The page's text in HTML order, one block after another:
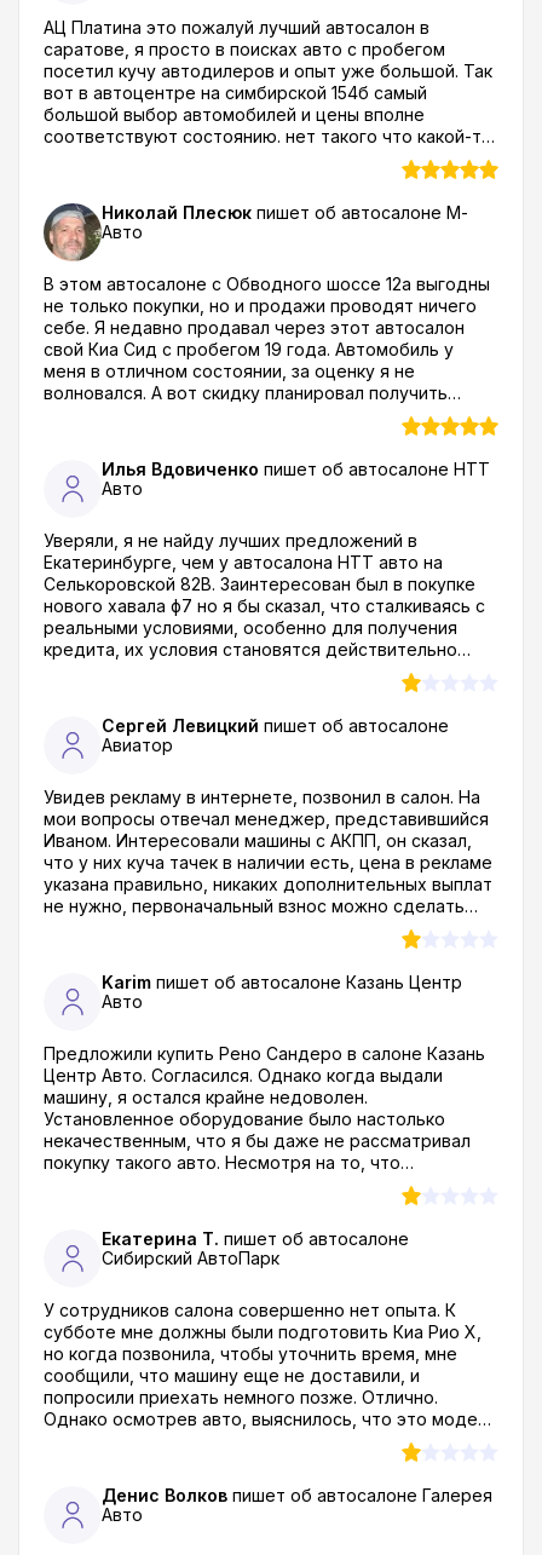
АЦ Платина это пожалуй лучший автосалон в
саратове, я просто в поисках авто с пробегом
посетил кучу автодилеров и опыт уже большой. Так
вот в автоцентре на симбирской 154б самый
большой выбор автомобилей и цены вполне
соответствуют состоянию. нет такого что какой-то
автохлам пытаются загнать за сумасшедшие бабки.
Выбрал себе киа к5 в отличном состоянии, еще и
комплект резины получил в подарок. Так что этого
дилера я спокойно рекомендую как своим друзьям
и знакомым так и тем кто читает отзывы об
автосалоне Платина и планирует к ним поехать.
Николай Плесюк пишет об автосалоне М-
Авто
В этом автосалоне с Обводного шоссе 12а выгодны
не только покупки, но и продажи проводят ничего
себе. Я недавно продавал через этот автосалон
свой Киа Сид с пробегом 19 года. Автомобиль у
меня в отличном состоянии, за оценку я не
волновался. А вот скидку планировал получить
неплохую. Так и вышло. Мне на покупку новой тачки
оформили 150 тысяч. Больше, чем в других
автосалонах в Тольятти. Авто взял выгодно, да и
мою тачку обменяли быстро, я доволен работой
автоцентра М Авто
Илья Вдовиченко пишет об автосалоне НТТ
Авто
Уверяли, я не найду лучших предложений в
Екатеринбурге, чем у автосалона НТТ авто на
Селькоровской 82В. Заинтересован был в покупке
нового хавала ф7 но я бы сказал, что сталкиваясь с
реальными условиями, особенно для получения
кредита, их условия становятся действительно
беспределом! Сотрудники обещают выгодные
условия автокредитования, но ни х*я подобного. Не
понимаю, почему мне оформили 32%??? Не
удивительно, что не рекомендую пользоваться их
услугами! Лично я смылся сразу как спалил в
ума!! за пять лет это 160% переплаты...
Сергей Левицкий пишет об автосалоне
Авиатор
Увидев рекламу в интернете, позвонил в салон. На
мои вопросы отвечал менеджер, представившийся
Иваном. Интересовали машины с АКПП, он сказал,
что у них куча тачек в наличии есть, цена в рекламе
указана правильно, никаких дополнительных выплат
не нужно, первоначальный взнос можно сделать
другом приехали на Максима Горького 66, и
выясняется, что в машине, о которой шла речь,
стоит робот. Дальше – больше, первоначальный
взнос нужно вносить намного большего размера.
рекламе купить уже нельзя. Нужно банку оплатить
страховку, плюс ежемесячный платеж намного
выше, почти что в два раза от обещанного, ну и
первоначальный взнос. В итоге стоимость
автомобиля увеличивается чуть ли не вдвое!!! Уехал
ни с чем. Напрасно потерян день, потрачены деньги
на дорогу, досрочно закрыт депозит, потеряны
проценты по вкладу. Люди!!! Не обращайтесь туда,
ни к чему хорошему это не приведет, я про
автосалон авиатор отзывы почитал, понял что попал
на стандартную лживую схему работы с
действует этот автоцентр!
Karim пишет об автосалоне Казань Центр
Авто
Предложили купить Рено Сандеро в салоне Казань
Центр Авто. Согласился. Однако когда выдали
машину, я остался крайне недоволен.
Установленное оборудование было настолько
некачественным, что я бы даже не рассматривал
покупку такого авто. Несмотря на то, что
документы на доп. опции были оформлены
правильно, они были не качественные…. Продавцы
дурят клиентов как минимум в этом аспекте, а еще
у них не такой уж и большой автопарк и цены выше
чем на сайте, сказали что это связанно с тем, что
другие люди занимаются... как будто мне от этого
легче или тем кто едет в Казань за сотни
километров в надежде сэкономить а эти черти их
разводят как лохов.. Стоит заглянуть в отзывы об
автосалоне Казань Центр авто и понимаешь
насколько жадные люди там работают..
Екатерина Т. пишет об автосалоне
Сибирский АвтоПарк
У сотрудников салона совершенно нет опыта. К
субботе мне должны были подготовить Киа Рио Х,
но когда позвонила, чтобы уточнить время, мне
сообщили, что машину еще не доставили, и
попросили приехать немного позже. Отлично.
Однако осмотрев авто, выяснилось, что это модель
2018 года. И это несмотря на то, что меня уверяли,
сразу решила в интернете всем свой опыт
посещения этого автоцентра передать, а тут уже
чуть ли не сотни отзывов от недовольных
Денис Волков пишет об автосалоне Галерея
Авто